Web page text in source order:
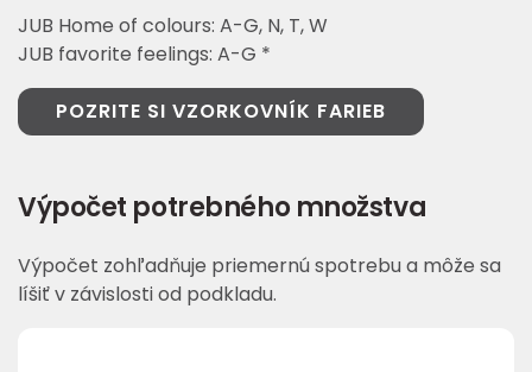
JUB Home of colours: A-G, N, T, W
JUB favorite feelings: A-G *
POZRITE SI VZORKOVNÍK FARIEB
Výpočet potrebného množstva
Výpočet zohľadňuje priemernú spotrebu a môže sa
líšiť v závislosti od podkladu.